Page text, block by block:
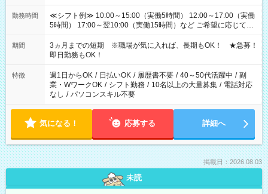
勤務時間
≪シフト例≫ 10:00～15:00（実働5時間） 12:00～17:00（実働
5時間） 17:00～翌10:00（実働15時間）など ご希望に応じて、
働く時間は調整できます！ お気軽に担当へ相談ください！
期間
3ヵ月までの短期 ※職場が気に入れば、長期もOK！ ★急募！
即日勤務もOK！
特徴 週1日からOK / 日払いOK / 履歴書不要 / 40～50代活躍中 / 副
業・WワークOK / シフト勤務 / 10名以上の大量募集 / 電話対応
なし / パソコンスキル不要
気になる！ 応募する 詳細へ
掲載日：2026.08.03
未読